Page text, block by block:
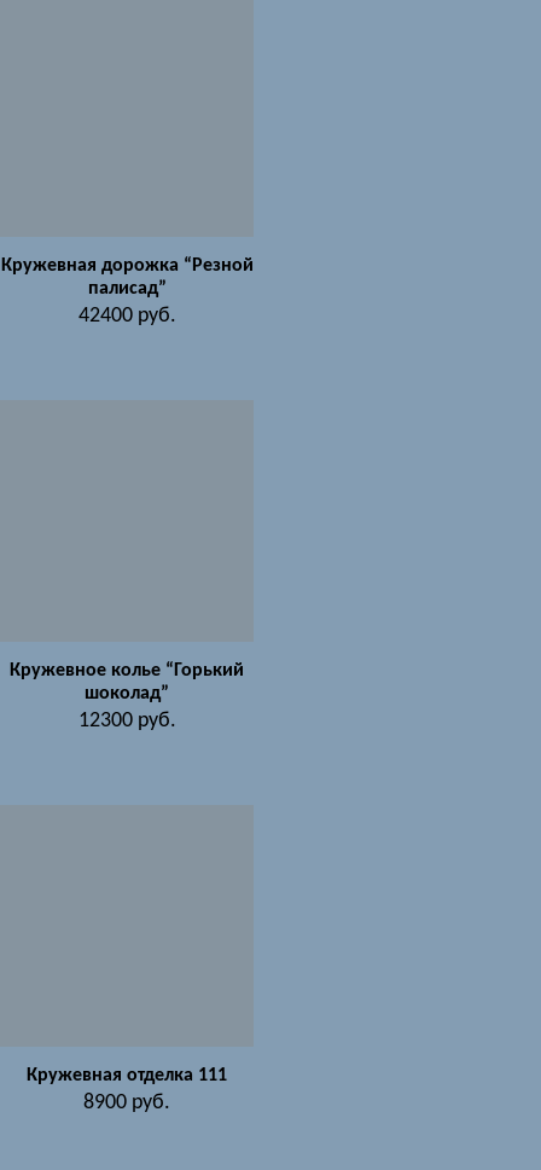
Кружевная дорожка “Резной
палисад”
42400руб.
Кружевное колье “Горький
шоколад”
12300руб.
Кружевная отделка 111
8900 руб.